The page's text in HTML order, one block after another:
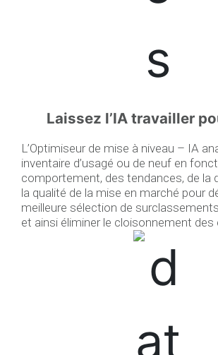
Laissez l’IA travailler
L’Optimiseur de mise à niveau – IA
inventaire d’usagé ou de neuf en
comportement, des tendances, de la
la qualité de la mise en marché pour
meilleure sélection de
et ainsi éliminer le cloisonnement des